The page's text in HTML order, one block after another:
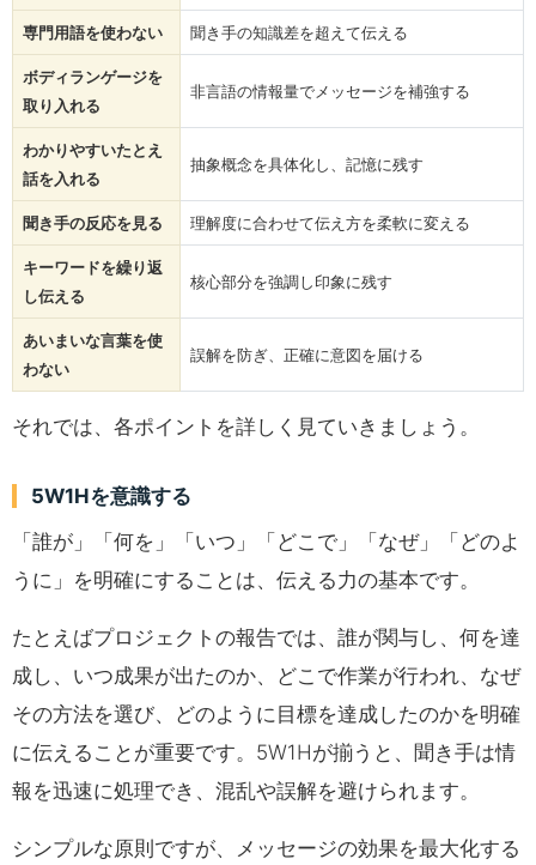
専門用語を使わない 聞き手の知識差を超えて伝える
ボディランゲージを
取り入れる
非言語の情報量でメッセージを補強する
わかりやすいたとえ
話を入れる
抽象概念を具体化し、記憶に残す
聞き手の反応を見る 理解度に合わせて伝え方を柔軟に変える
キーワードを繰り返
し伝える
核心部分を強調し印象に残す
あいまいな言葉を使
わない
誤解を防ぎ、正確に意図を届ける
それでは、各ポイントを詳しく見ていきましょう。
5W1Hを意識する
「誰が」「何を」「いつ」「どこで」「なぜ」「どのよ
うに」を明確にすることは、伝える力の基本です。
たとえばプロジェクトの報告では、誰が関与し、何を達
成し、いつ成果が出たのか、どこで作業が行われ、なぜ
その方法を選び、どのように目標を達成したのかを明確
に伝えることが重要です。5W1Hが揃うと、聞き手は情
報を迅速に処理でき、混乱や誤解を避けられます。
シンプルな原則ですが、メッセージの効果を最大化する